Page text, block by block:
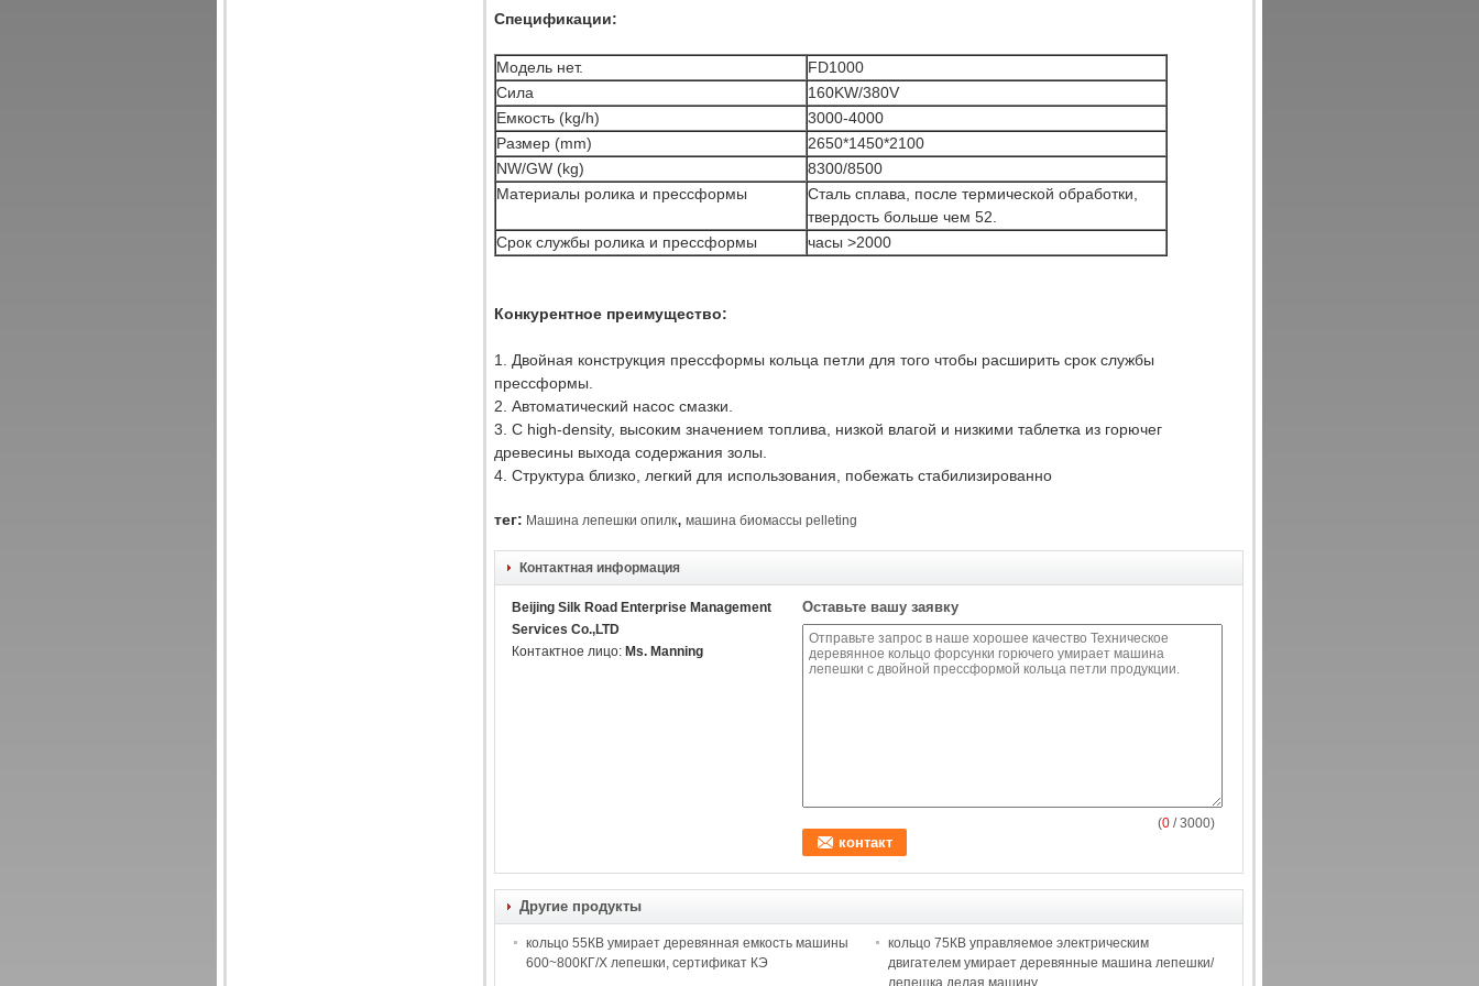
Спецификации:
Модель нет.
FD1000
Сила
160KW/380V
Емкость (kg/h)
3000-4000
Размер (mm)
2650*1450*2100
NW/GW (kg)
8300/8500
Материалы ролика и прессформы
Сталь сплава, после термической обработки,
твердость больше чем 52.
Срок службы ролика и прессформы
часы >2000
Конкурентное преимущество:
1. Двойная конструкция прессформы кольца петли для того чтобы расширить срок службы
прессформы.
2. Автоматический насос смазки.
3. С high-density, высоким значением топлива, низкой влагой и низкими таблетка из горючег
древесины выхода содержания золы.
4. Структура близко, легкий для использования, побежать стабилизированно
тег: Машина лепешки опилк, машина биомассы pelleting
Контактная информация
Beijing Silk Road Enterprise Management
Services Co.,LTD
Контактное лицо: Ms. Manning
Оставьте вашу заявку
(0 / 3000)
Другие продукты
кольцо 55КВ умирает деревянная емкость машины
600~800КГ/Х лепешки, сертификат КЭ
кольцо 75КВ управляемое электрическим
двигателем умирает деревянные машина лепешки/
лепешка делая машину